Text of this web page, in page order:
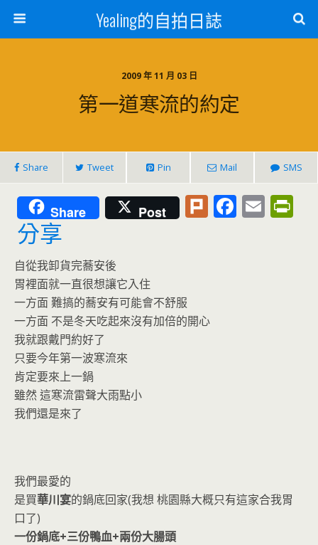
Yealing的自拍日誌
2009 年 11 月 03 日
第一道寒流的約定
Share Tweet Pin Mail SMS
Share Post Pl F E
分享
自從我卸貨完蕎安後
胃裡面就一直很想讓它入住
一方面 難搞的蕎安有可能會不舒服
一方面 不是冬天吃起來沒有加倍的開心
我就跟戴門約好了
只要今年第一波寒流來
肯定要來上一鍋
雖然 這寒流雷聲大雨點小
我們還是來了
我們最愛的
是買華川宴的鍋底回家(我想 桃園縣大概只有這家合我胃
口了)
一份鍋底+三份鴨血+兩份大腸頭